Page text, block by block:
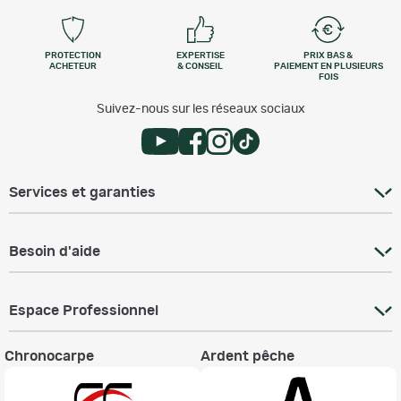
PROTECTION
ACHETEUR
EXPERTISE
& CONSEIL
PRIX BAS &
PAIEMENT EN PLUSIEURS
FOIS
Suivez-nous sur les réseaux sociaux
Services et garanties
Besoin d'aide
Espace Professionnel
Chronocarpe Ardent pêche